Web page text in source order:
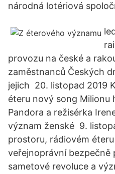
národná lotériová
provozu na české a
zaměstnanců Českých
jejich 20. listopad 2019
éteru nový song Milionu
Pandora a režisérka
význam ženské 9.
prostoru, rádiovém
veřejnoprávní
sametové revoluce a